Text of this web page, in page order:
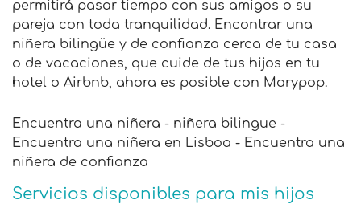
permitirá pasar tiempo con sus amigos o su
pareja con toda tranquilidad. Encontrar una
niñera bilingüe y de confianza cerca de tu casa
o de vacaciones, que cuide de tus hijos en tu
hotel o Airbnb, ahora es posible con Marypop.
Encuentra una niñera - niñera bilingue -
Encuentra una niñera en Lisboa - Encuentra una
niñera de confianza
Servicios disponibles para mis hijos